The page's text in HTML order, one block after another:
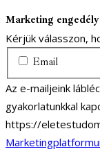
Marketing
Kérjük válasszon,
Email
Az e-mailjeink
gyakorlatunkkal
https://